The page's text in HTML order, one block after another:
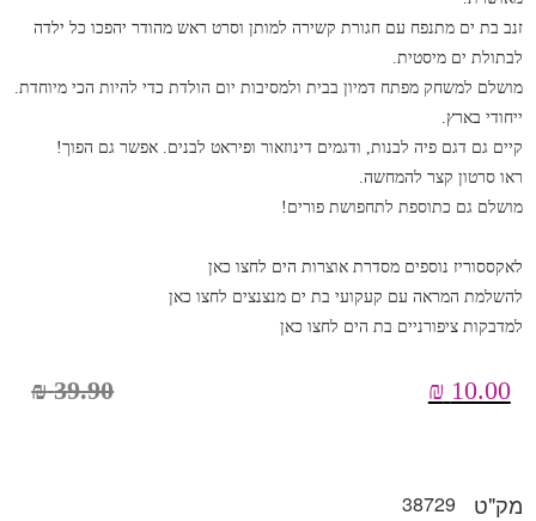
זנב בת ים מתנפח עם חגורת קשירה למותן וסרט ראש מהודר יהפכו כל ילדה
לבתולת ים מיסטית.
מושלם למשחק מפתח דמיון בבית ולמסיבות יום הולדת כדי להיות הכי מיוחדת.
ייחודי בארץ.
קיים גם דגם פיה לבנות, ודגמים דינוזאור ופיראט לבנים. אפשר גם הפוך!
ראו סרטון קצר להמחשה.
מושלם גם כתוספת לתחפושת פורים!
לאקססוריז נוספים מסדרת אוצרות הים לחצו כאן
להשלמת המראה עם קעקועי בת ים מנצנצים לחצו כאן
למדבקות ציפורניים בת הים לחצו כאן
10.00
₪
39.90
₪
מק"ט 38729